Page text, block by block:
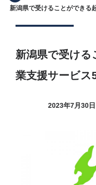
新潟県で受けることができる
新潟県で受ける
業支援サービス
2023年7月30日